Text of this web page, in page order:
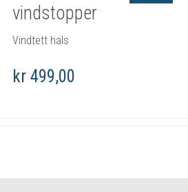
vindstopper
Vindtett hals
kr 499,00